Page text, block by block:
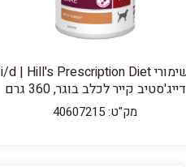
שימורי i/d | Hill's Prescription Diet
דייג'סטיב קייר לכלב בוגר, 360 גרם
מק"ט: 40607215